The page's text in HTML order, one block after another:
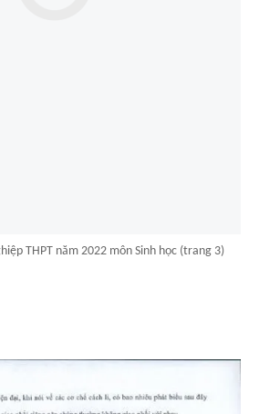
THPT năm 2022 môn Sinh học (trang 3)